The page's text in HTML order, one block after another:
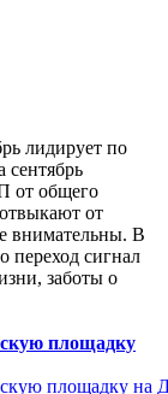
лидирует по
сентябрь
от общего
от
внимательны. В
переход сигнал
заботы о
площадку